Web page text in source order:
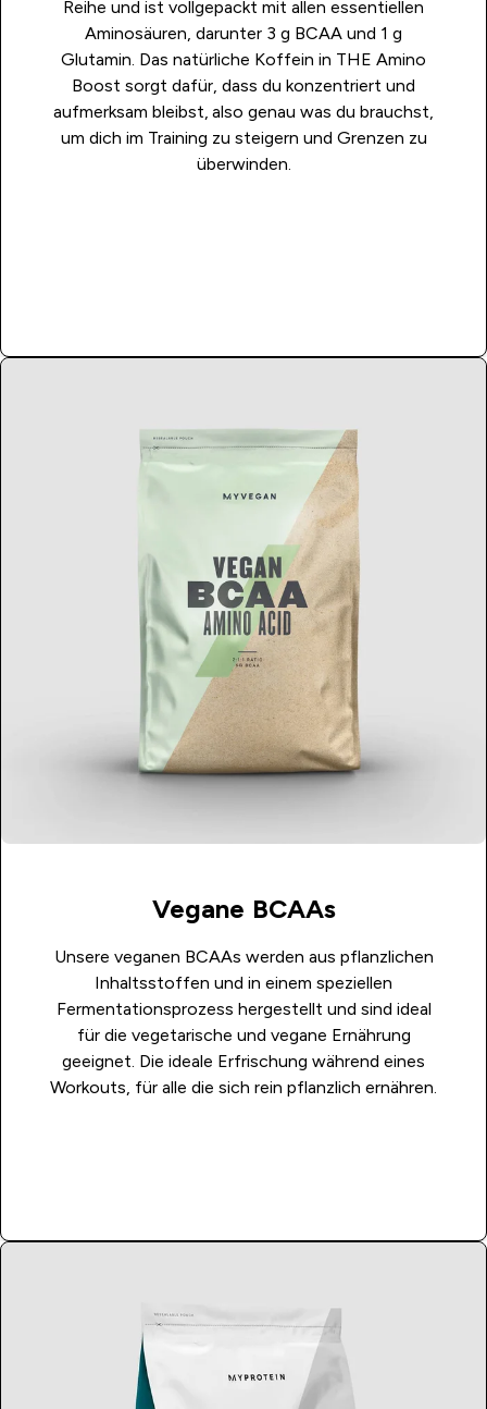
Reihe und ist vollgepackt mit allen essentiellen
Aminosäuren, darunter 3 g BCAA und 1 g
Glutamin. Das natürliche Koffein in THE Amino
Boost sorgt dafür, dass du konzentriert und
aufmerksam bleibst, also genau was du brauchst,
um dich im Training zu steigern und Grenzen zu
überwinden.
Vegane BCAAs
Unsere veganen BCAAs werden aus pflanzlichen
Inhaltsstoffen und in einem speziellen
Fermentationsprozess hergestellt und sind ideal
für die vegetarische und vegane Ernährung
geeignet. Die ideale Erfrischung während eines
Workouts, für alle die sich rein pflanzlich ernähren.